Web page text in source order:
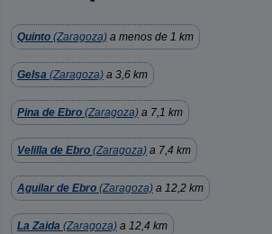
Quinto (Zaragoza) a menos de 1 km
Gelsa (Zaragoza) a 3,6 km
Pina de Ebro (Zaragoza) a 7,1 km
Velilla de Ebro (Zaragoza) a 7,4 km
Aguilar de Ebro (Zaragoza) a 12,2 km
La Zaida (Zaragoza) a 12,4 km